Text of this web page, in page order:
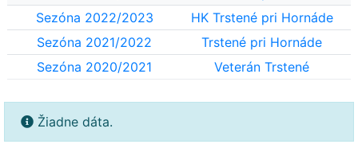
Sezóna 2022/2023
HK Trstené pri Hornáde
Sezóna 2021/2022
Trstené pri Hornáde
Sezóna 2020/2021
Veterán Trstené
Žiadne dáta.